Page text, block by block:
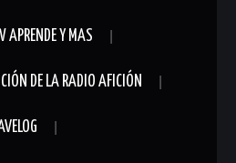
APRENDE Y MAS
DE LA RADIO AFICIÓN